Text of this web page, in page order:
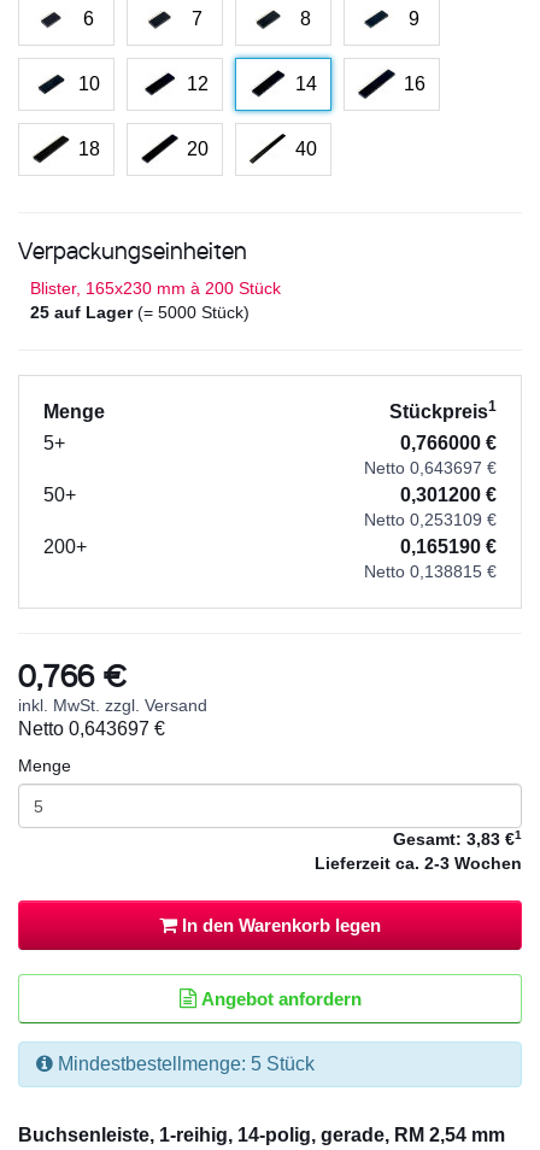
6 7 8 9
10 12 14 16
18 20 40
Verpackungseinheiten
Blister, 165x230 mm à 200 Stück
25 auf Lager(= 5000 Stück)
Menge Stückpreis1
5+ 0,766000 €
Netto 0,643697 €
50+ 0,301200 €
Netto 0,253109 €
200+ 0,165190 €
Netto 0,138815 €
0,766 €
inkl. MwSt. zzgl. Versand
Netto 0,643697 €
Menge
Gesamt: 3,83 €1
Lieferzeit ca. 2-3 Wochen
In den Warenkorb legen
Angebot anfordern
Mindestbestellmenge: 5 Stück
Buchsenleiste, 1-reihig, 14-polig, gerade, RM 2,54 mm